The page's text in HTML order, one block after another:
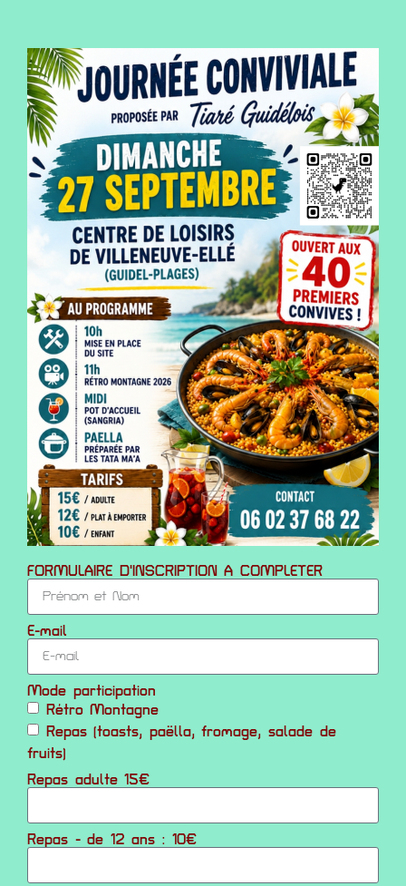
FORMULAIRE D'INSCRIPTION A COMPLETER
E-mail
Mode participation
Rétro Montagne
Repas (toasts, paëlla, fromage, salade de
fruits)
Repas adulte 15€
Repas - de 12 ans : 10€